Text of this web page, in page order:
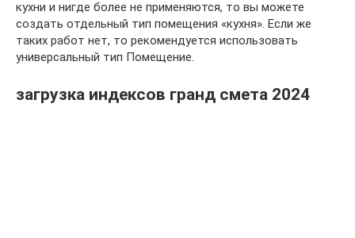
кухни и нигде более не применяются, то вы можете
создать отдельный тип помещения «кухня». Если же
таких работ нет, то рекомендуется использовать
универсальный тип Помещение.
загрузка индексов гранд смета 2024